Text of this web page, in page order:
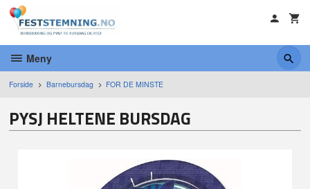
Gå
innholdet
Meny
Forside Barnebursdag FOR DE MINSTE
PYSJ HELTENE BURSDAG